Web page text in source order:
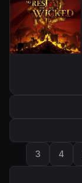
Sivu
3
Sivu
4